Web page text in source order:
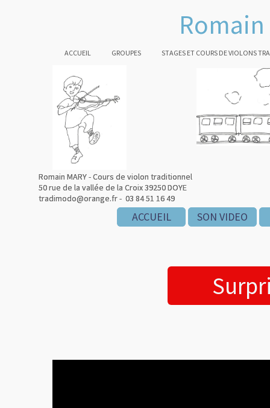
ACCUEIL GROUPES STAGES ET COURS DE VIOLONS
Romain MARY - Cours de violon traditionnel
50 rue de la vallée de la Croix 39250 DOYE
tradimodo@orange.fr - 03 84 51 16 49
Romain MARY - Cours de violon traditionnel
50 rue de la vallée de la Croix 39250 DOYE
tradimodo@orange.fr - 03 84 51 16 49
ACCUEIL
ACCUEIL SON VIDEO
SON VIDEO